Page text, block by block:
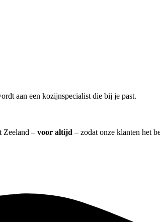
aan een kozijnspecialist die bij je past.
Zeeland – voor altijd – zodat onze klanten het